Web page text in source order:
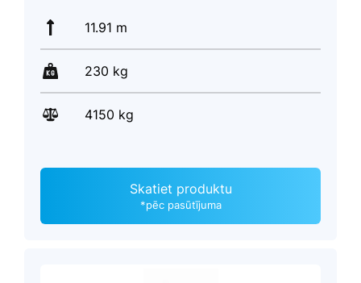
11.91 m
230 kg
4150 kg
Skatiet produktu
*pēc pasūtījuma